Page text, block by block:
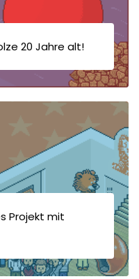
20 Jahre alt!
Projekt mit